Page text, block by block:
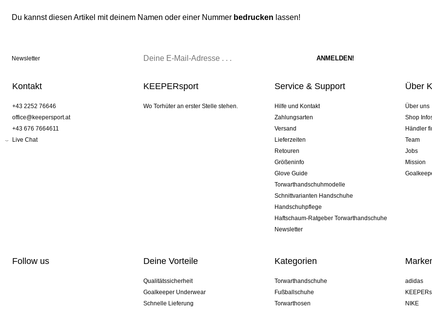
Du kannst diesen Artikel mit deinem Namen oder einer Nummer bedrucken lassen!
Newsletter
Kontakt
+43 2252 76646
office@keepersport.at
+43 676 7664611
Live Chat
KEEPERsport
Wo Torhüter an erster Stelle stehen.
Service & Support
Hilfe und Kontakt
Zahlungsarten
Versand
Lieferzeiten
Retouren
Größeninfo
Glove Guide
Torwarthandschuhmodelle
Schnittvarianten Handschuhe
Handschuhpflege
Haftschaum-Ratgeber Torwarthandschuhe
Newsletter
Über
Über uns
Shop
Händler
Team
Jobs
Mission
Follow us Deine Vorteile
Qualitätssicherheit
Goalkeeper Underwear
Schnelle Lieferung
Kategorien
Torwarthandschuhe
Fußballschuhe
Torwarthosen
adidas
NIKE